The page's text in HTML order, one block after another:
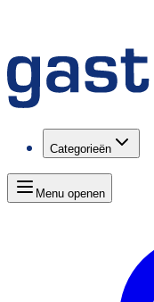
Categorieën
Menu openen